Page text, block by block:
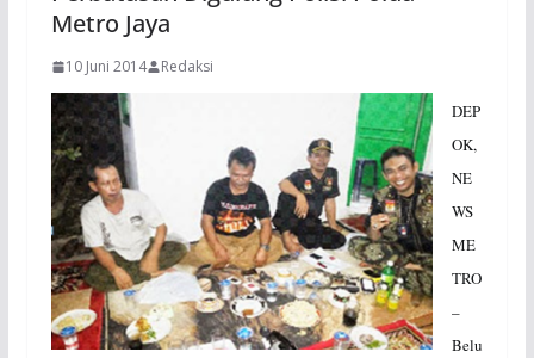
Metro Jaya
10 Juni 2014 Redaksi
DEP
OK,
NE
WS
ME
TRO
–
Belu